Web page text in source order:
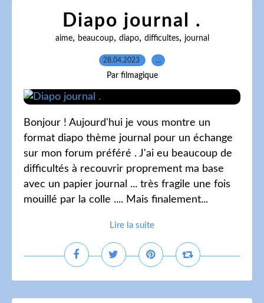
Diapo journal .
aime, beaucoup, diapo, difficultes, journal
28.04.2023 …
Par filmagique
Bonjour ! Aujourd'hui je vous montre un
format diapo thème journal pour un échange
sur mon forum préféré . J'ai eu beaucoup de
difficultés à recouvrir proprement ma base
avec un papier journal ... très fragile une fois
mouillé par la colle .... Mais finalement...
Lire la suite